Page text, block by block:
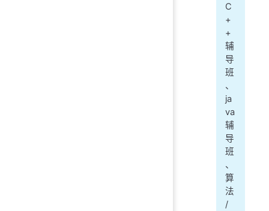
C
+
+
辅
导
班
、
ja
va
辅
导
班
、
算
法
/